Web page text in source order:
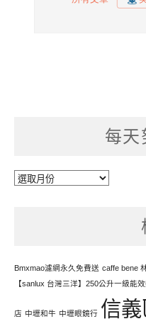
每天
每
Bmxmao濾網永久免費送 caffe bene
【sanlux 台灣三洋】250公升一級能
店 中壢和牛 中壢眼鏡行 信義